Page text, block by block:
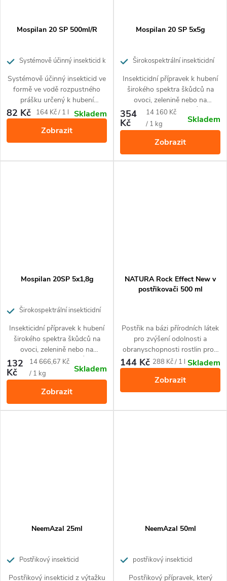
Mospilan 20 SP 500ml/R
Systémově účinný insekticid k
okrasných rostlinách
Systémově účinný insekticid ve
formě ve vodě rozpustného
prášku určený k hubení
motolice skleníkové, mšic a
mšice bavlníkové v okrasných
rostlinách.
82 Kč
Měrná
164 Kč / 1 l
Skladem
Zobrazit
Mospilan 20 SP 5x5g
Širokospektrální insekticidní
zeleniny a okrasných rostlin
Insekticidní přípravek k hubení
širokého spektra škůdců na
ovoci, zelenině nebo na
okrasných rostlinách. Účinný
proti mandelince, mšicím,
obaleči jablečnému, molici,
vlnatce krvavé.
354
Kč
Měrná
cena:
14 160 Kč
/ 1 kg
Skladem
Zobrazit
Mospilan 20SP 5x1,8g
Širokospektrální insekticidní
zeleniny a okrasných rostlin
Insekticidní přípravek k hubení
širokého spektra škůdců na
ovoci, zelenině nebo na
okrasných rostlinách. Účinný
proti mandelinkám, mšicím,
obaleči jablečnému, molicím,
vlnatce krvavé a dřepčíkům.
132
Kč
Měrná
cena:
14 666,67 Kč
/ 1 kg
Skladem
Zobrazit
NATURA Rock Effect New v
postřikovači 500 ml
Postřik na bázi přírodních látek
pro zvýšení odolnosti a
obranyschopnosti rostlin proti
škůdcům (mšice, molice,
svilušky, třásněnky, puklice i
vlnatky) a všem druhům padlí.
144 Kč Měrná
288 Kč / 1 l Skladem
Zobrazit
NeemAzal 25ml
Postřikový insekticid
Postřikový insekticid z výtažku
NeemAzal 50ml
postřikový insekticid
Postřikový přípravek, který